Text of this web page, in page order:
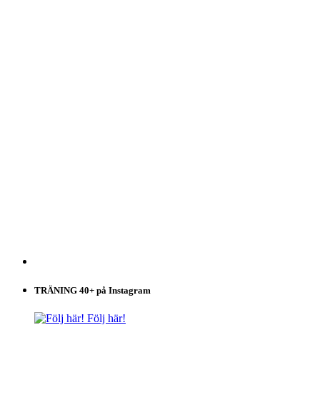
TRÄNING 40+ på Instagram
Följ här!